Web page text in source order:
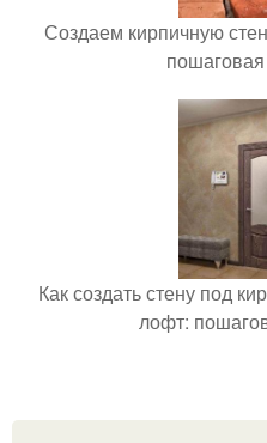
Создаем кирпичную
Как создать стену под
лофт: